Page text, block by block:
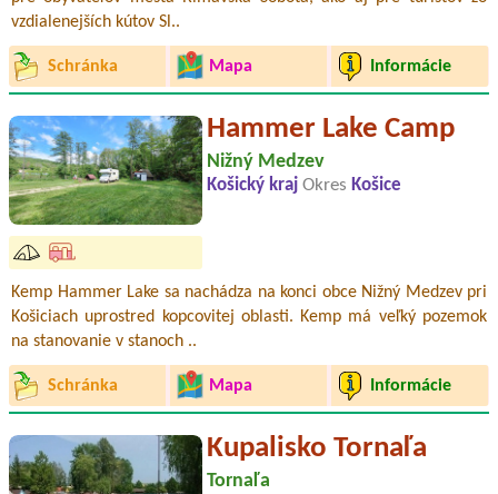
vzdialenejších kútov Sl..
Schránka Mapa Informácie
Hammer Lake Camp
Nižný Medzev
Košický kraj Okres Košice
Kemp Hammer Lake sa nachádza na konci obce Nižný Medzev pri
Košiciach uprostred kopcovitej oblasti. Kemp má veľký pozemok
na stanovanie v stanoch ..
Schránka Mapa Informácie
Kupalisko Tornaľa
Tornaľa